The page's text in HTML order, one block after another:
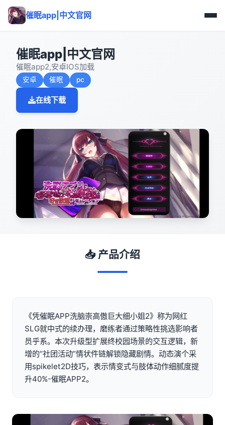
催眠app|中文官网
催眠app|中文官网
催眠app2,安卓IOS加载
安卓 催眠 pc
在线下载
📥 产品介绍
《凭催眠APP洗脑崇高傲巨大细小姐2》称为网红
SLG就中式的续办理，磨练者通过策略性挑选影响者
员乎系。本次升级型扩展终校园场景的交互逻辑，新
增的“社团活动”情状件链解锁隐藏剧情。动态演个采
用spikelet2D技巧，表示情变式与肢体动作细腻度提
升40%-催眠APP2。